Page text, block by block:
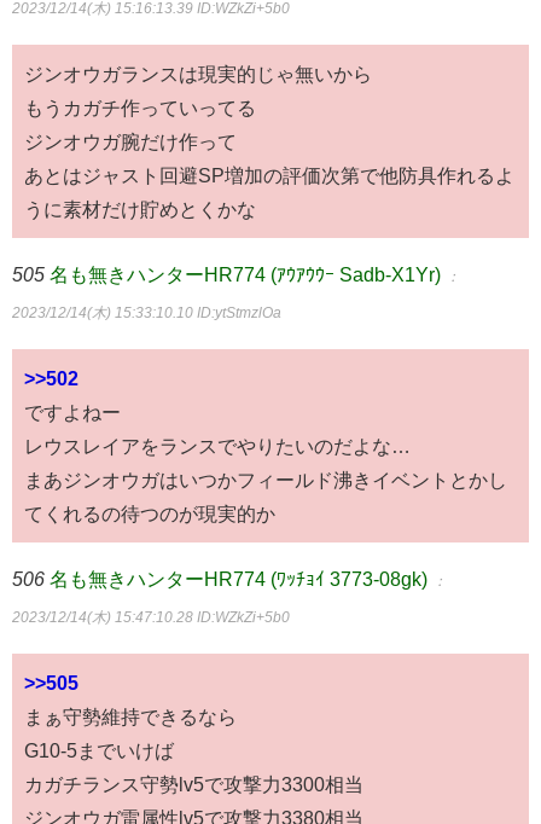
2023/12/14(木) 15:16:13.39 ID:WZkZi+5b0
ジンオウガランスは現実的じゃ無いから
もうカガチ作っていってる
ジンオウガ腕だけ作って
あとはジャスト回避SP増加の評価次第で他防具作れるよ
うに素材だけ貯めとくかな
505 名も無きハンターHR774 (ｱｳｱｳｳｰ Sadb-X1Yr) ：
2023/12/14(木) 15:33:10.10 ID:ytStmzlOa
>>502
ですよねー
レウスレイアをランスでやりたいのだよな…
まあジンオウガはいつかフィールド沸きイベントとかし
てくれるの待つのが現実的か
506 名も無きハンターHR774 (ﾜｯﾁｮｲ 3773-08gk) ：
2023/12/14(木) 15:47:10.28 ID:WZkZi+5b0
>>505
まぁ守勢維持できるなら
G10-5までいけば
カガチランス守勢lv5で攻撃力3300相当
ジンオウガ雷属性lv5で攻撃力3380相当